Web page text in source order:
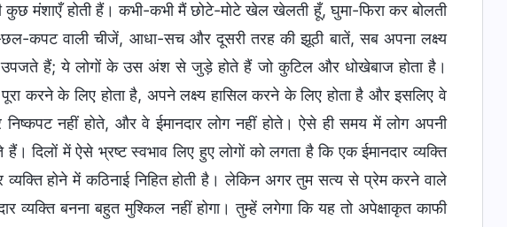
कुछ मंशाएँ होती हैं। कभी-कभी मैं छोटे-मोटे खेल खेलती हूँ, घुमा-फिरा कर बोलती
कपट वाली चीजें, आधा-सच और दूसरी तरह की झूठी बातें, सब अपना लक्ष्य
उपजते हैं; ये लोगों के उस अंश से जुड़े होते हैं जो कुटिल और धोखेबाज होता है।
करने के लिए होता है, अपने लक्ष्य हासिल करने के लिए होता है और इसलिए वे
नहीं होते, और वे ईमानदार लोग नहीं होते। ऐसे ही समय में लोग अपनी
दिलों में ऐसे भ्रष्ट स्वभाव लिए हुए लोगों को लगता है कि एक ईमानदार व्यक्ति
होने में कठिनाई निहित होती है। लेकिन अगर तुम सत्य से प्रेम करने वाले
व्यक्ति बनना बहुत मुश्किल नहीं होगा। तुम्हें लगेगा कि यह तो अपेक्षाकृत काफी